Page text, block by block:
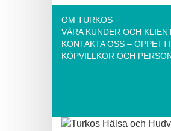
OM TURKOS
VÅRA KUNDER OCH
KONTAKTA OSS –
KÖPVILLKOR OCH